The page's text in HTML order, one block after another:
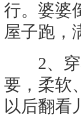
行。婆婆
屋子跑，
2、穿
要，柔软
以后翻看